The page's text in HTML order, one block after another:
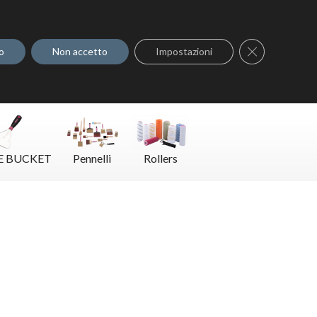
BUCKET Pennelli Rollers
Non accetto Impostazioni Close GDPR